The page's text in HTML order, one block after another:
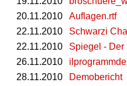
20.11.2010
Auflagen.rtf
22.11.2010
Schwarzi
22.11.2010
Spiegel - Der
26.11.2010
28.11.2010
Demobericht